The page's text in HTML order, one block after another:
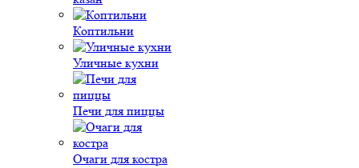
Коптильни
Уличные кухни
Печи для пиццы
Очаги для костра